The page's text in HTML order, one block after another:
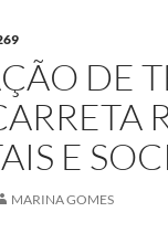
DE
E
MARINA GOMES